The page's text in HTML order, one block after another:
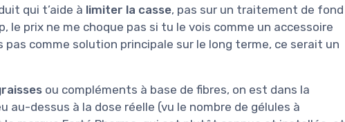
qui t’aide à limiter la casse, pas sur un traitement de fond
le prix ne me choque pas si tu le vois comme un accessoire
comme solution principale sur le long terme, ce serait un
ou compléments à base de fibres, on est dans la
dessus à la dose réelle (vu le nombre de gélules à